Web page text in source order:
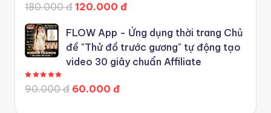
180.000 đ 120.000 đ
FLOW App - Ứng dụng thời trang Chủ
đề "Thử đồ trước gương" tự động tạo
video 30 giây chuẩn Affiliate
90.000 đ 60.000 đ